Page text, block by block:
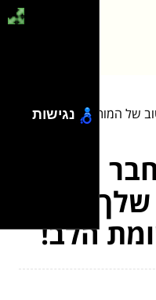
של המותג שלך במאבק
הכי
שלך
הלב!
נגישות